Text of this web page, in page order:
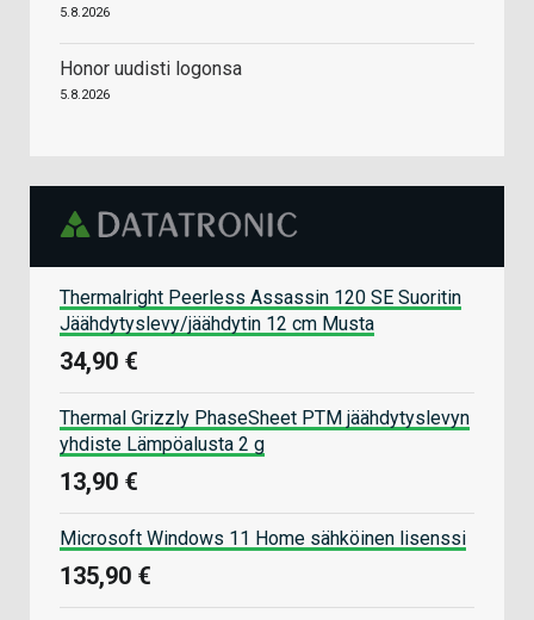
5.8.2026
Honor uudisti logonsa
5.8.2026
Thermalright Peerless Assassin 120 SE Suoritin
Jäähdytyslevy/jäähdytin 12 cm Musta
34,90 €
Thermal Grizzly PhaseSheet PTM jäähdytyslevyn
yhdiste Lämpöalusta 2 g
13,90 €
Microsoft Windows 11 Home sähköinen lisenssi
135,90 €